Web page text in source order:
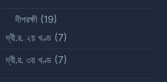
দীপরক্ষী (19)
দ্বী.র. ২য় খণ্ড(7)
দ্বী.র. ৩য় খণ্ড(7)